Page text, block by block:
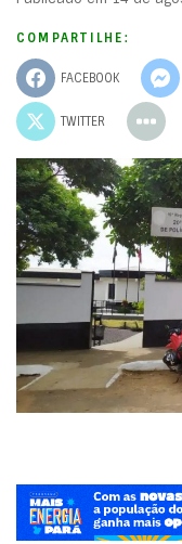
COMPARTILHE:
FACEBOOK
TWITTER